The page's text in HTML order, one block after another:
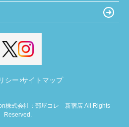
シー サイトマップ
株式会社：部屋コレ 新宿店 All Rights
Reserved.